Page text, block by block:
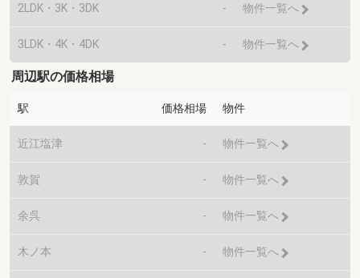
2LDK・3K・3DK - 物件一覧へ
3LDK・4K・4DK - 物件一覧へ
周辺駅の価格相場
駅 価格相場 物件
近江塩津 - 物件一覧へ
敦賀 - 物件一覧へ
余呉 - 物件一覧へ
木ノ本 - 物件一覧へ